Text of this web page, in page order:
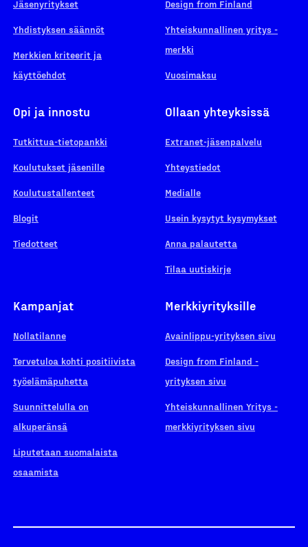
Jäsenyritykset
Yhdistyksen säännöt
Merkkien kriteerit ja
käyttöehdot
Design from Finland
Yhteiskunnallinen yritys -
merkki
Vuosimaksu
Opi ja innostu
Tutkittua-tietopankki
Koulutukset jäsenille
Koulutustallenteet
Blogit
Tiedotteet
Ollaan yhteyksissä
Extranet-jäsenpalvelu
Yhteystiedot
Medialle
Usein kysytyt kysymykset
Anna palautetta
Tilaa uutiskirje
Kampanjat
Nollatilanne
Tervetuloa kohti positiivista
työelämäpuhetta
Suunnittelulla on
alkuperänsä
Liputetaan suomalaista
osaamista
Merkkiyrityksille
Avainlippu-yrityksen sivu
Design from Finland -
yrityksen sivu
Yhteiskunnallinen Yritys -
merkkiyrityksen sivu